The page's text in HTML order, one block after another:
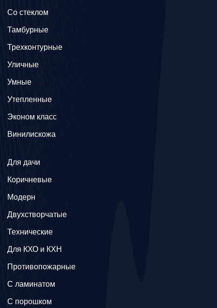
Со стеклом
Тамбурные
Трехконтурные
Уличные
Умные
Утепленные
Эконом класс
Винилискожа
Для дачи
Коричневые
Модерн
Двухстворчатые
Технические
Для КХО и КХН
Противопожарные
С ламинатом
С порошком